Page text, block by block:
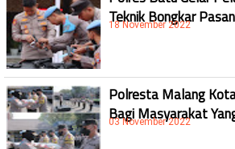
Teknik Bongkar
18 November 2022
Polresta Malang
Bagi Masyarakat
03 November 2022